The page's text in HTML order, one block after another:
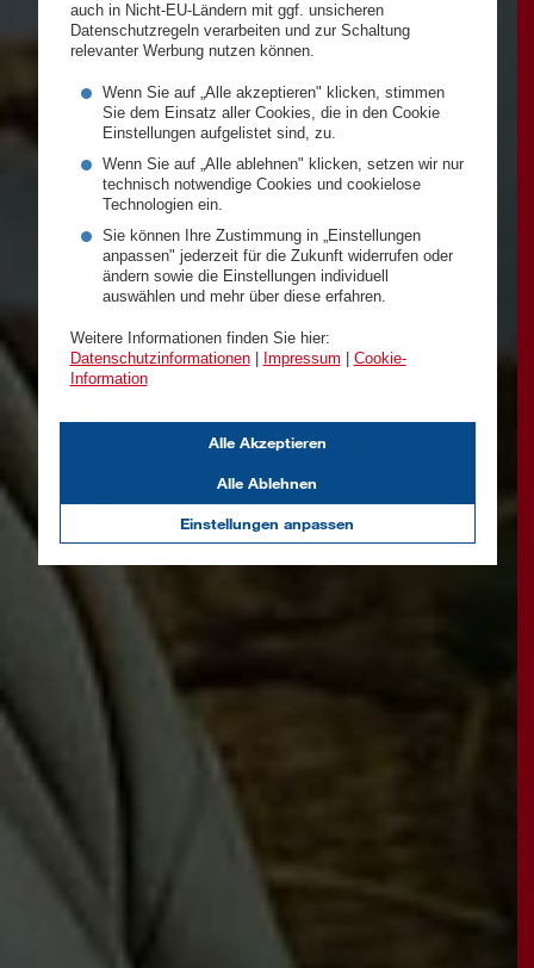
auch in Nicht-EU-Ländern mit ggf. unsicheren
Datenschutzregeln verarbeiten und zur Schaltung
relevanter Werbung nutzen können.
Wenn Sie auf „Alle akzeptieren" klicken, stimmen
Sie dem Einsatz aller Cookies, die in den Cookie
Einstellungen aufgelistet sind, zu.
Wenn Sie auf „Alle ablehnen" klicken, setzen wir nur
technisch notwendige Cookies und cookielose
Technologien ein.
Sie können Ihre Zustimmung in „Einstellungen
anpassen" jederzeit für die Zukunft widerrufen oder
ändern sowie die Einstellungen individuell
auswählen und mehr über diese erfahren.
Weitere Informationen finden Sie hier:
Datenschutzinformationen| Impressum
Cookie-
Information
Einstellungen anpassen
Alle Ablehnen
Alle Akzeptieren